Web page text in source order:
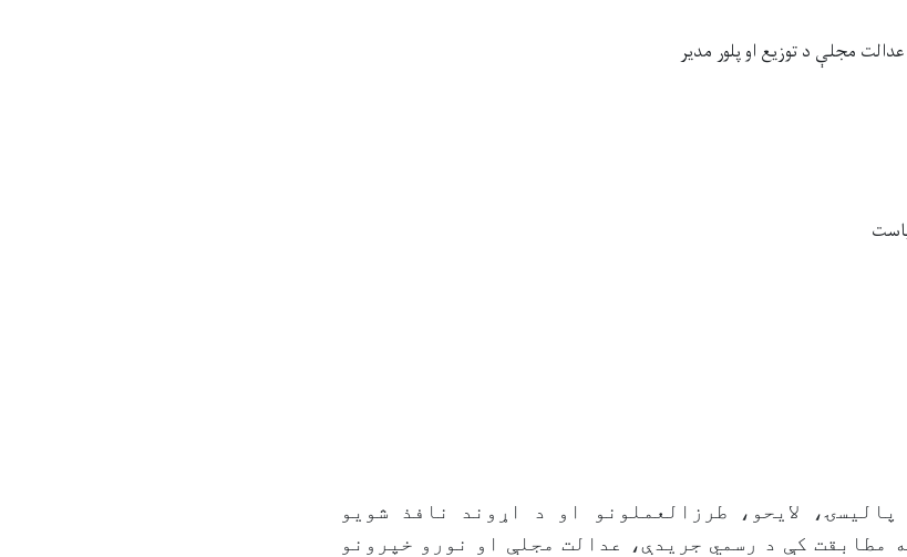
مجلې د توزیع او پلور مدیر
لایحو، طرزالعملونو او د اړوند نافذ شویو
مطابقت کې د رسمي جریدې، عدالت مجلې او نورو خپرونو